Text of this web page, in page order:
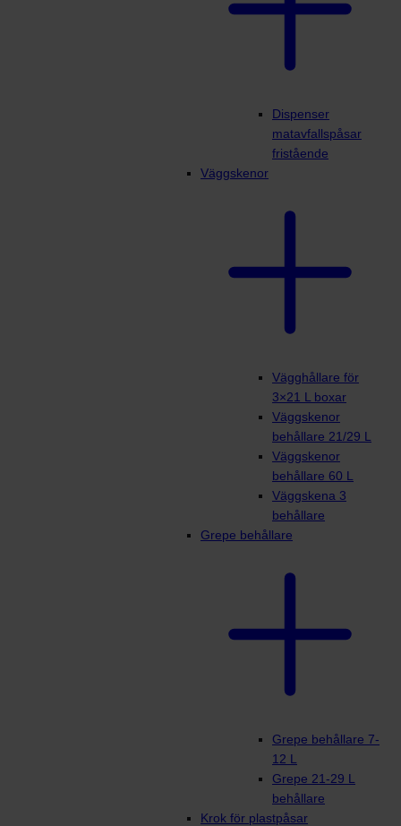
Dispenser
matavfallspåsar
fristående
Väggskenor
Vägghållare för
3×21 L boxar
Väggskenor
behållare 21/29 L
Väggskenor
behållare 60 L
Väggskena 3
behållare
Grepe behållare
Grepe behållare 7-
12 L
Grepe 21-29 L
behållare
Krok för plastpåsar